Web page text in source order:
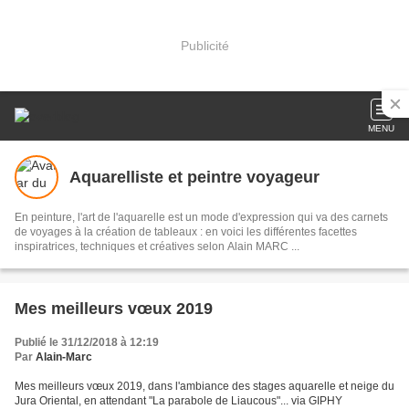
Publicité
MENU
Aquarelliste et peintre voyageur
En peinture, l'art de l'aquarelle est un mode d'expression qui va des carnets
de voyages à la création de tableaux : en voici les différentes facettes
inspiratrices, techniques et créatives selon Alain MARC ...
Mes meilleurs vœux 2019
Publié le 31/12/2018 à 12:19
Par Alain-Marc
Mes meilleurs vœux 2019, dans l'ambiance des stages aquarelle et neige du
Jura Oriental, en attendant "La parabole de Liaucous"... via GIPHY